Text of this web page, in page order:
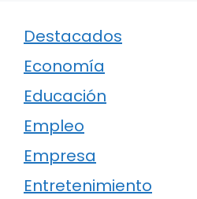
Destacados
Economía
Educación
Empleo
Empresa
Entretenimiento